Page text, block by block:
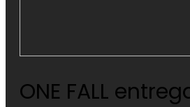
ONE FALL